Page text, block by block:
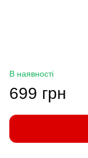
В наявності
699 грн